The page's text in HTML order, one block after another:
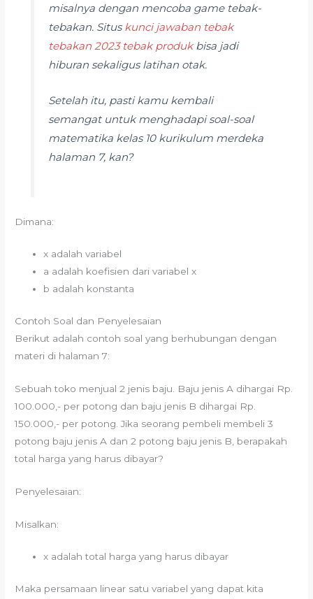
misalnya dengan mencoba game tebak-
tebakan. Situs kunci jawaban tebak
tebakan 2023 tebak produkbisa jadi
hiburan sekaligus latihan otak.
Setelah itu, pasti kamu kembali
semangat untuk menghadapi soal-soal
matematika kelas 10 kurikulum merdeka
halaman 7, kan?
Dimana:
x adalah variabel
a adalah koefisien dari variabel x
b adalah konstanta
Contoh Soal dan Penyelesaian
Berikut adalah contoh soal yang berhubungan dengan
materi di halaman 7:
Sebuah toko menjual 2 jenis baju. Baju jenis A dihargai Rp.
100.000,- per potong dan baju jenis B dihargai Rp.
150.000,- per potong. Jika seorang pembeli membeli 3
potong baju jenis A dan 2 potong baju jenis B, berapakah
total harga yang harus dibayar?
Penyelesaian:
Misalkan:
x adalah total harga yang harus dibayar
Maka persamaan linear satu variabel yang dapat kita